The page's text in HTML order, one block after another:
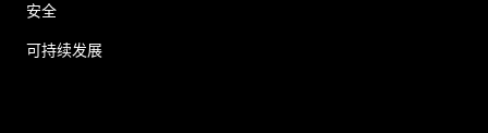
安全
可持续发展